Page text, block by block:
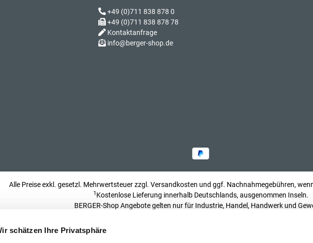
schätzen Ihre Privatsphäre
+49 (0)711 838 878 0
+49 (0)711 838 878 78
Kontaktanfrage
info@berger-shop.de
Alle Preise exkl. gesetzl. Mehrwertsteuer zzgl. Versandkosten und ggf. Nachnahmegebühren,
1 Kostenlose Lieferung innerhalb Deutschlands, ausgenommen Inseln.
BERGER-Shop Angebote gelten nur für Industrie, Handel, Handwerk und